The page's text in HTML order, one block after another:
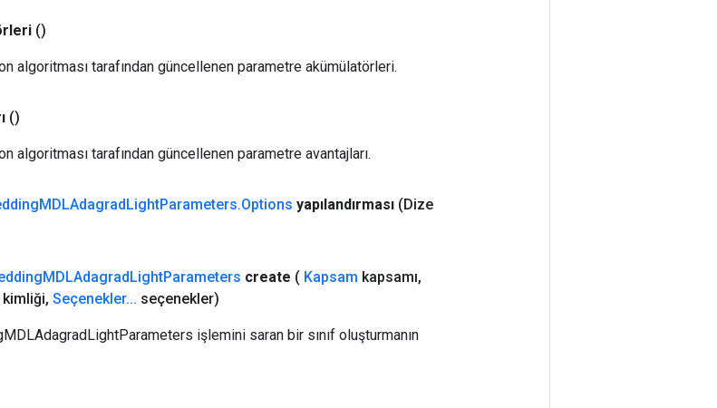
()
algoritması tarafından güncellenen parametre akümülatörleri.
()
algoritması tarafından güncellenen parametre avantajları.
MDLAdagradLightParameters.Options yapılandırması (Dize
MDLAdagradLightParameters create ( Kapsam kapsamı,
, Seçenekler... seçenekler)
işlemini saran bir sınıf oluşturmanın